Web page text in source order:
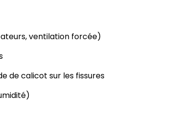
ventilation forcée)
de calicot sur les fissures